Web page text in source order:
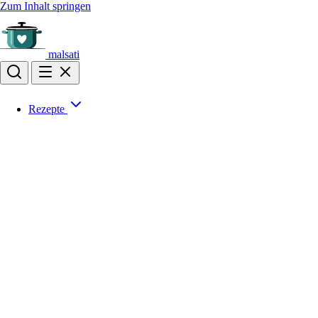
Zum Inhalt springen
malsati
Rezepte